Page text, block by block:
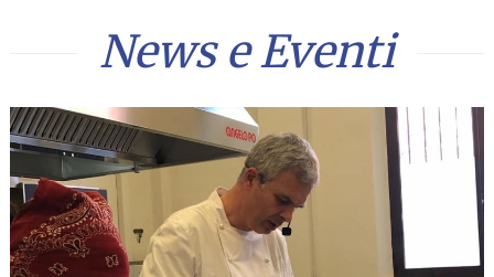
News e Eventi